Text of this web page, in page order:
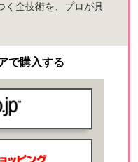
く全技術を、プロが具
で購入する